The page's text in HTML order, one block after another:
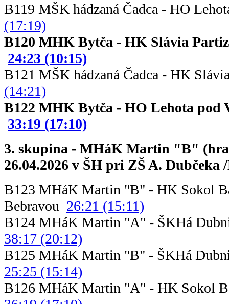
B119 MŠK hádzaná Čadca - HO
(17:19)
B120 MHK Bytča - HK
24:23 (10:15)
B121 MŠK hádzaná Čadca - HK
(14:21)
B122 MHK Bytča - HO Lehota
33:19 (17:10)
3. skupina - MHáK Martin "B"
26.04.2026 v ŠH pri ZŠ A. Dubčeka
B123 MHáK Martin "B" - HK Sokol
Bebravou 26:21 (15:11)
B124 MHáK Martin "A" - ŠKHá
38:17 (20:12)
B125 MHáK Martin "B" - ŠKHá
25:25 (15:14)
B126 MHáK Martin "A" - HK Sokol